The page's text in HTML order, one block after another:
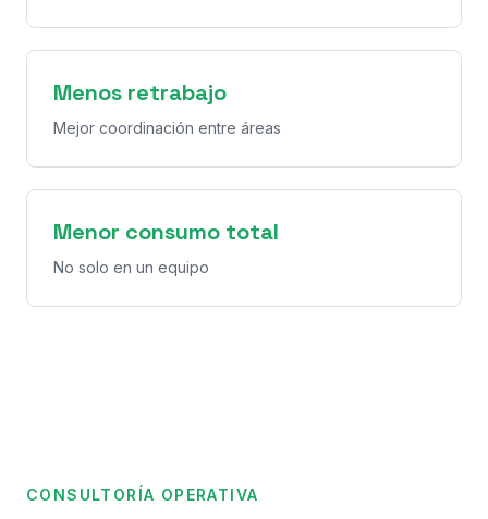
Menos retrabajo
Mejor coordinación entre áreas
Menor consumo total
No solo en un equipo
CONSULTORÍA OPERATIVA